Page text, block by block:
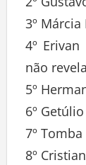
3º Márcia
4º
não
5º
6º
7º Tomba
8º